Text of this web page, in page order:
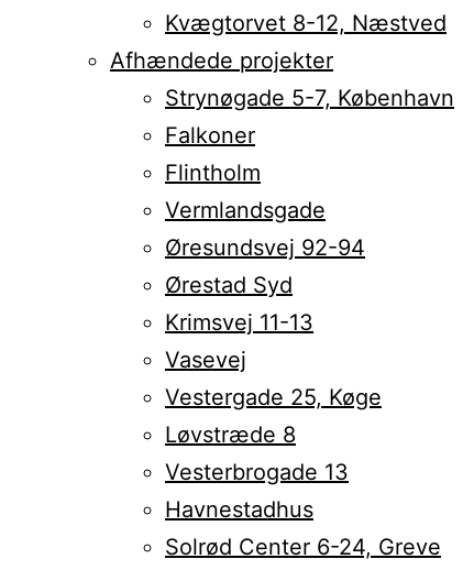
Kvægtorvet 8-12, Næstved
Afhændede projekter
Strynøgade 5-7, København
Falkoner
Flintholm
Vermlandsgade
Øresundsvej 92-94
Ørestad Syd
Krimsvej 11-13
Vasevej
Vestergade 25, Køge
Løvstræde 8
Vesterbrogade 13
Havnestadhus
Solrød Center 6-24, Greve